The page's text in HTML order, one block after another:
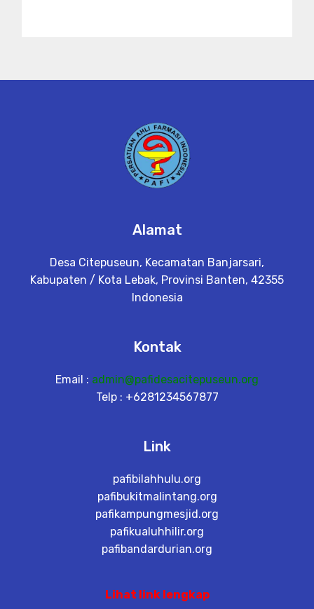
Alamat
Desa Citepuseun, Kecamatan Banjarsari,
Kabupaten / Kota Lebak, Provinsi Banten, 42355
Indonesia
Kontak
Email : admin@pafidesacitepuseun.org
Telp : +6281234567877
Link
pafibilahhulu.org
pafibukitmalintang.org
pafikampungmesjid.org
pafikualuhhilir.org
pafibandardurian.org
Lihat link lengkap